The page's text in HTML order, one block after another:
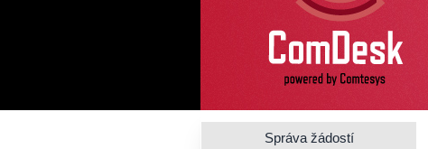
Správa žádostí